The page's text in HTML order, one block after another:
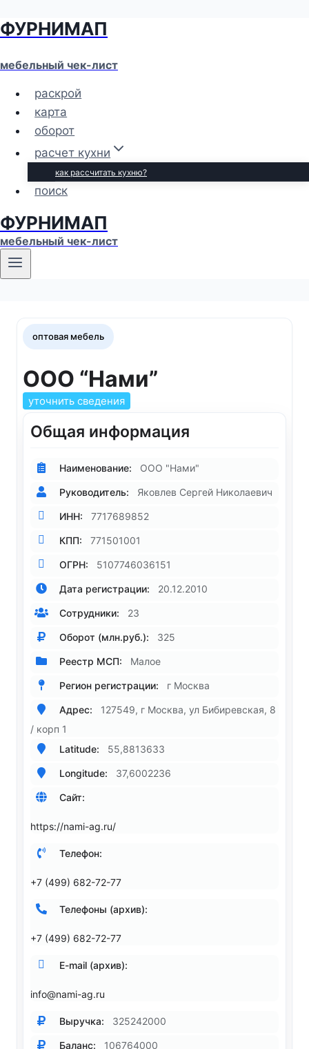
Перейти
содержимому
ФУРНИМАП
мебельный чек-лист
раскрой
карта
оборот
расчет кухни
как рассчитать кухню?
поиск
ФУРНИМАП
мебельный чек-лист
оптовая мебель
ООО “Нами”
уточнить сведения
Общая информация
Наименование: ООО "Нами"
Руководитель: Яковлев Сергей Николаевич
ИНН: 7717689852
КПП: 771501001
ОГРН: 5107746036151
Дата регистрации: 20.12.2010
Сотрудники: 23
Оборот (млн.руб.): 325
Реестр МСП: Малое
Регион регистрации: г Москва
Адрес:
127549, г Москва, ул Бибиревская, 8
/ корп 1
Latitude:
55,8813633
Longitude: 37,6002236
Сайт:
https://nami-ag.ru/
Телефон:
+7 (499) 682-72-77
Телефоны (архив):
+7 (499) 682-72-77
E-mail (архив):
info@nami-ag.ru
Выручка: 325242000
Баланс: 106764000